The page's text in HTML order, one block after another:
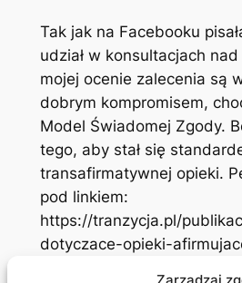
Tak jak na Facebooku
udział w konsultacjach
mojej ocenie zalecenia są
dobrym kompromisem,
Model Świadomej Zgody.
tego, aby stał się
transafirmatywnej opieki.
pod linkiem:
https://tranzycja.pl/
dotyczace-opieki-